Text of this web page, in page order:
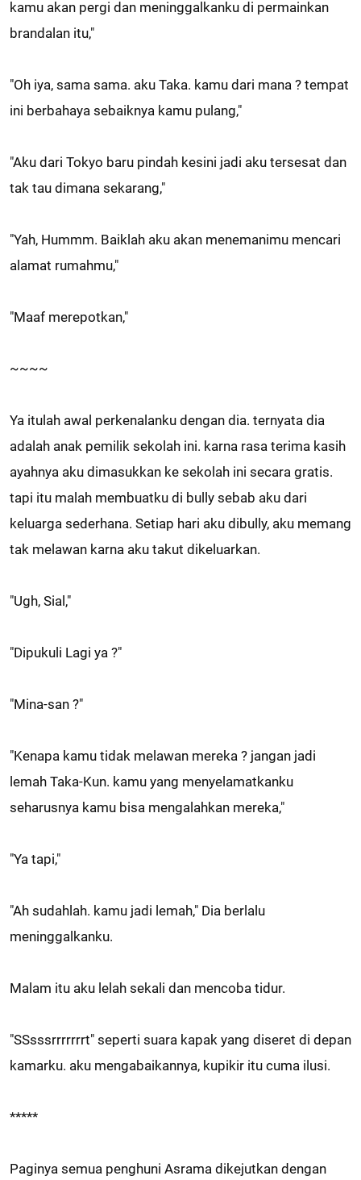
kamu akan pergi dan meninggalkanku di permainkan
brandalan itu,"
"Oh iya, sama sama. aku Taka. kamu dari mana ? tempat
ini berbahaya sebaiknya kamu pulang,"
"Aku dari Tokyo baru pindah kesini jadi aku tersesat dan
tak tau dimana sekarang,"
"Yah, Hummm. Baiklah aku akan menemanimu mencari
alamat rumahmu,"
"Maaf merepotkan,"
~~~~
Ya itulah awal perkenalanku dengan dia. ternyata dia
adalah anak pemilik sekolah ini. karna rasa terima kasih
ayahnya aku dimasukkan ke sekolah ini secara gratis.
tapi itu malah membuatku di bully sebab aku dari
keluarga sederhana. Setiap hari aku dibully, aku memang
tak melawan karna aku takut dikeluarkan.
"Ugh, Sial,"
"Dipukuli Lagi ya ?"
"Mina-san ?"
"Kenapa kamu tidak melawan mereka ? jangan jadi
lemah Taka-Kun. kamu yang menyelamatkanku
seharusnya kamu bisa mengalahkan mereka,"
"Ya tapi,"
"Ah sudahlah. kamu jadi lemah," Dia berlalu
meninggalkanku.
Malam itu aku lelah sekali dan mencoba tidur.
"SSsssrrrrrrrt" seperti suara kapak yang diseret di depan
kamarku. aku mengabaikannya, kupikir itu cuma ilusi.
*****
Paginya semua penghuni Asrama dikejutkan dengan